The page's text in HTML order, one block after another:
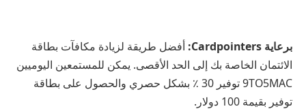
برعاية Cardpointers : أفضل طريقة لزيادة مكافآت بطاقة
الائتمان الخاصة بك إلى الحد الأقصى. يمكن للمستمعين اليوميين
9TO5MAC توفير 30 ٪ بشكل حصري والحصول على بطاقة
توفير بقيمة 100 دولار.